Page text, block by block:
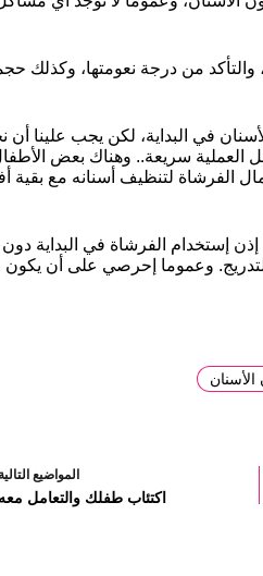
من درجة نعومتها، وكذلك
في البداية، لكن يجب علينا أن
سريعة.. وهناك بعض
لتنظيف أسنانه مع بقية
إذن إستخدام الفرشاة في البداية
وعموما إحرصي على أن
المواضيع التالية
اكتئاب طفلك والتعامل معه